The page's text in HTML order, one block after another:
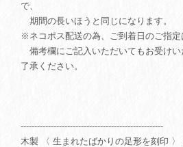
で、
期間の長いほうと同じになります。
※ネコポス配送の為、ご到着日のご指定
備考欄にご記入いただいてもお受け
了承ください。
----------------------------------------------------
木製 〈 生まれたばかりの足形を刻印